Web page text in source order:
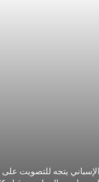
الإسباني يتجه للتصويت